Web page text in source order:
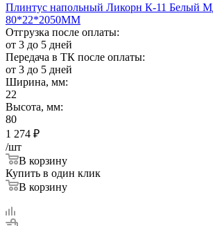
Плинтус напольный Ликорн К-11 Белый
80*22*2050ММ
Отгрузка после оплаты:
от 3 до 5 дней
Передача в ТК после оплаты:
от 3 до 5 дней
Ширина, мм:
22
Высота, мм:
80
1 274 ₽
/шт
В корзину
Купить в один клик
В корзину